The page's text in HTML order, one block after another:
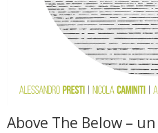
Above The Below –